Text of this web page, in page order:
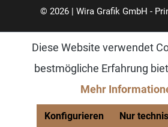
© 2026 | Wira Grafik GmbH -
Diese Website verwendet
bestmögliche Erfahrung
Mehr
Nur
Konfigurieren